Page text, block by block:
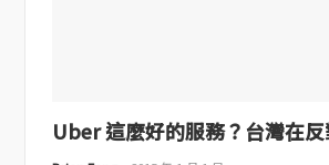
Uber 這麼好的服務？台灣在反